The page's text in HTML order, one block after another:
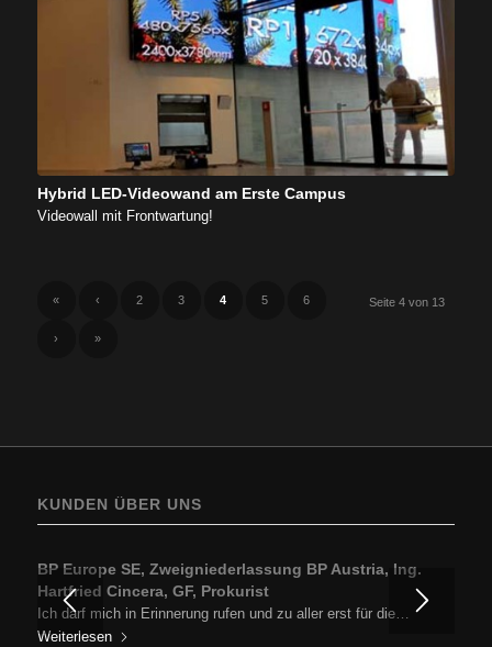
Hybrid LED-Videowand am Erste Campus
Videowall mit Frontwartung!
Seite 4 von 13
« ‹ 2 3 4 5 6
› »
KUNDEN ÜBER UNS
BP Europe SE, Zweigniederlassung BP Austria, Ing.
Hartfried Cincera, GF, Prokurist
Ich darf mich in Erinnerung rufen und zu aller erst für die…
Weiterlesen